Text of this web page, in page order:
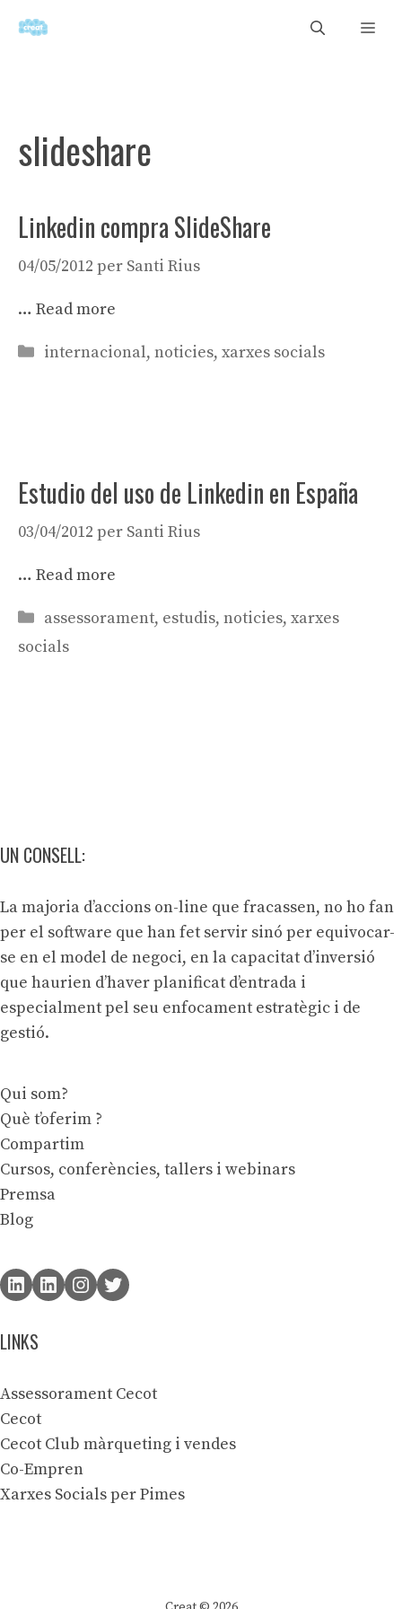
slideshare
Linkedin compra SlideShare
04/05/2012 per Santi Rius
… Read more
Categories
internacional, noticies, xarxes socials
Estudio del uso de Linkedin en España
03/04/2012 per Santi Rius
… Read more
Categories
assessorament, estudis, noticies, xarxes
socials
UN CONSELL:
La majoria d’accions on-line que fracassen, no ho fan
per el software que han fet servir sinó per equivocar-
se en el model de negoci, en la capacitat d’inversió
que haurien d’haver planificat d’entrada i
especialment pel seu enfocament estratègic i de
gestió.
Qui som?
Què t’oferim ?
Compartim
Cursos, conferències, tallers i webinars
Premsa
Blog
LINKS
Assessorament Cecot
Cecot
Cecot Club màrqueting i vendes
Co-Empren
Xarxes Socials per Pimes